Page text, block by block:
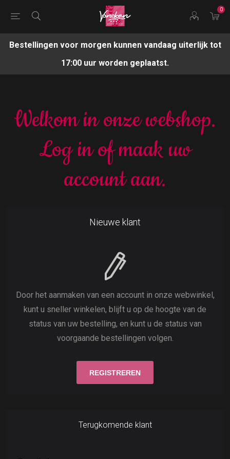
0
Bestellingen voor morgen kunnen vandaag uiterlijk tot
17:00 uur worden geplaatst.
Welkom in onze webshop.
Log in of maak uw
account aan.
Nieuwe klant
Door het aanmaken van een account in onze webwinkel,
kunt u sneller winkelen, blijft u op de hoogte van de
status van uw bestelling, en kunt u de status van
voorgaande bestellingen volgen.
Terugkomende klant